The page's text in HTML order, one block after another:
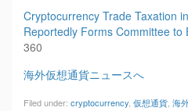
Cryptocurrency Trade Taxation
Reportedly Forms Committee to
360
海外仮想通貨ニュースへ
Filed under: cryptocurrency 仮想通貨 海